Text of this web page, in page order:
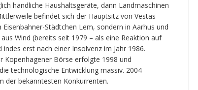
handliche Haushaltsgeräte, dann Landmaschinen
befindet sich der Hauptsitz von Vestas
Städtchen Lem, sondern in Aarhus und
Wind (bereits seit 1979 – als eine Reaktion auf
erst nach einer Insolvenz im Jahr 1986.
Kopenhagener Börse erfolgte 1998 und
technologische Entwicklung massiv. 2004
der bekanntesten Konkurrenten.